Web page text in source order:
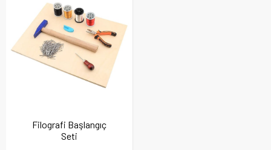
Filografi Başlangıç
Seti